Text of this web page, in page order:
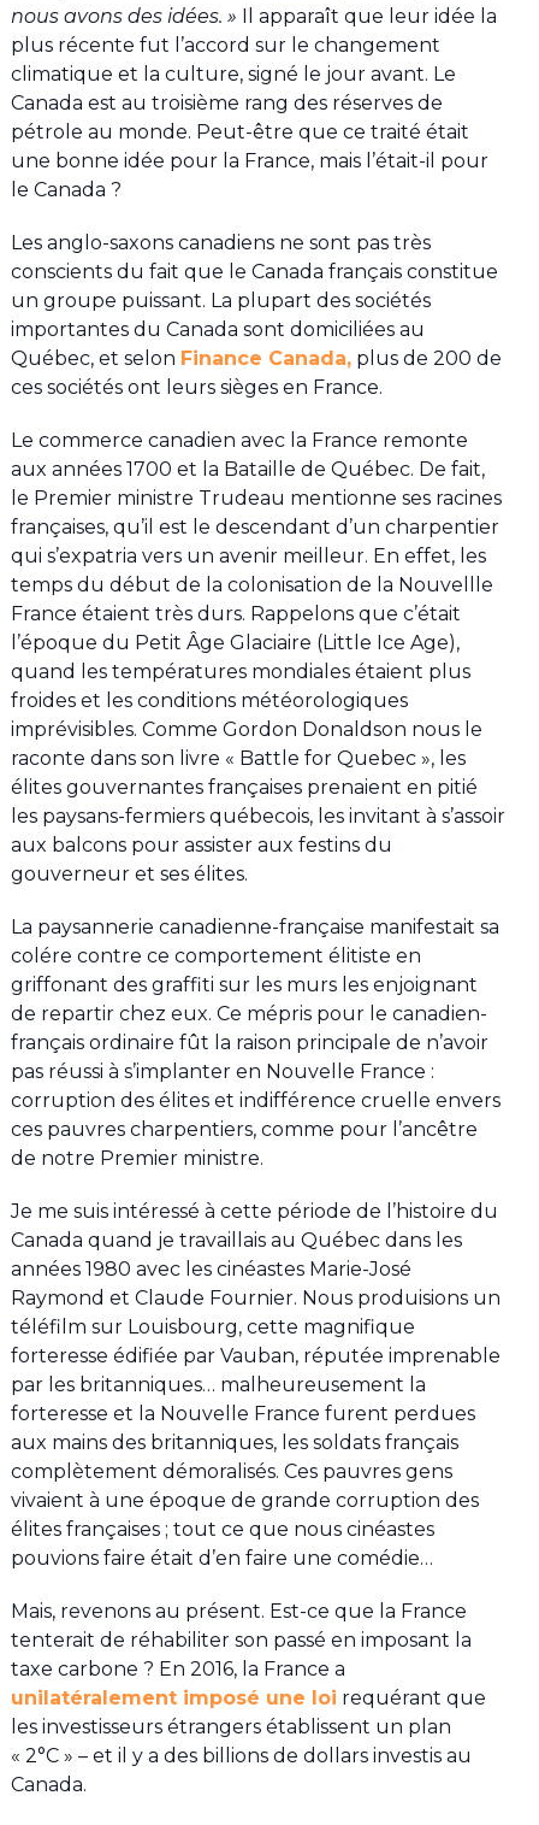
nous avons des idées. » Il apparaît que leur idée la
plus récente fut l’accord sur le changement
climatique et la culture, signé le jour avant. Le
Canada est au troisième rang des réserves de
pétrole au monde. Peut-être que ce traité était
une bonne idée pour la France, mais l’était-il pour
le Canada ?
Les anglo-saxons canadiens ne sont pas très
conscients du fait que le Canada français constitue
un groupe puissant. La plupart des sociétés
importantes du Canada sont domiciliées au
Québec, et selon Finance Canada,plus de 200 de
ces sociétés ont leurs sièges en France.
Le commerce canadien avec la France remonte
aux années 1700 et la Bataille de Québec. De fait,
le Premier ministre Trudeau mentionne ses racines
françaises, qu’il est le descendant d’un charpentier
qui s’expatria vers un avenir meilleur. En effet, les
temps du début de la colonisation de la Nouvellle
France étaient très durs. Rappelons que c’était
l’époque du Petit Âge Glaciaire (Little Ice Age),
quand les températures mondiales étaient plus
froides et les conditions météorologiques
imprévisibles. Comme Gordon Donaldson nous le
raconte dans son livre « Battle for Quebec », les
élites gouvernantes françaises prenaient en pitié
les paysans-fermiers québecois, les invitant à s’assoir
aux balcons pour assister aux festins du
gouverneur et ses élites.
La paysannerie canadienne-française manifestait sa
colére contre ce comportement élitiste en
griffonant des graffiti sur les murs les enjoignant
de repartir chez eux. Ce mépris pour le canadien-
français ordinaire fût la raison principale de n’avoir
pas réussi à s’implanter en Nouvelle France :
corruption des élites et indifférence cruelle envers
ces pauvres charpentiers, comme pour l’ancêtre
de notre Premier ministre.
Je me suis intéressé à cette période de l’histoire du
Canada quand je travaillais au Québec dans les
années 1980 avec les cinéastes Marie-José
Raymond et Claude Fournier. Nous produisions un
téléfilm sur Louisbourg, cette magnifique
forteresse édifiée par Vauban, réputée imprenable
par les britanniques… malheureusement la
forteresse et la Nouvelle France furent perdues
aux mains des britanniques, les soldats français
complètement démoralisés. Ces pauvres gens
vivaient à une époque de grande corruption des
élites françaises ; tout ce que nous cinéastes
pouvions faire était d’en faire une comédie…
Mais, revenons au présent. Est-ce que la France
tenterait de réhabiliter son passé en imposant la
taxe carbone ? En 2016, la France a
unilatéralement imposé une loi requérant que
les investisseurs étrangers établissent un plan
« 2°C » – et il y a des billions de dollars investis au
Canada.